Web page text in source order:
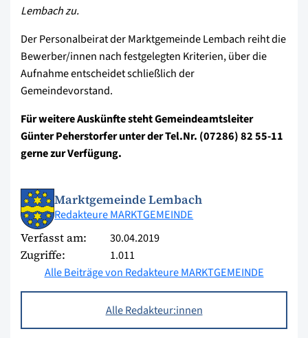
Lembach zu.
Der Personalbeirat der Marktgemeinde Lembach reiht die
Bewerber/innen nach festgelegten Kriterien, über die
Aufnahme entscheidet schließlich der
Gemeindevorstand.
Für weitere Auskünfte steht Gemeindeamtsleiter
Günter Peherstorfer unter der Tel.Nr. (07286) 82 55-11
gerne zur Verfügung.
Marktgemeinde Lembach
Redakteure MARKTGEMEINDE
Verfasst am: 30.04.2019
Zugriffe:
1.011
Alle Beiträge von Redakteure MARKTGEMEINDE
Alle Redakteur:innen